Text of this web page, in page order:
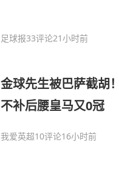
足球报33评论21小时前
金球先生被巴萨截胡
不补后腰皇马又0冠
我爱英超10评论16小时前